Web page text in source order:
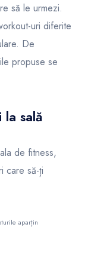
să le urmezi.
uri diferite
De
propuse se
la sală
de fitness,
care să-ți
aparțin